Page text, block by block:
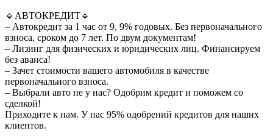
🔹АВТОКРЕДИТ🔹
– Автокредит за 1 час от 9, 9% годовых. Без первоначального
взноса, сроком до 7 лет. По двум документам!
– Лизинг для физических и юридических лиц. Финансируем
без аванса!
– Зачет стоимости вашего автомобиля в качестве
первоначального взноса.
– Выбрали авто не у нас? Одобрим кредит и поможем со
сделкой!
Приходите к нам. У нас 95% одобрений кредитов для наших
клиентов.